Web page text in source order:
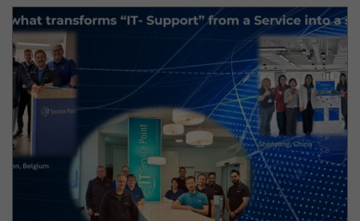
ITTEAMHeraeus
Heraeus Group
Sonder-Award TEAMfür internationale
Transformation